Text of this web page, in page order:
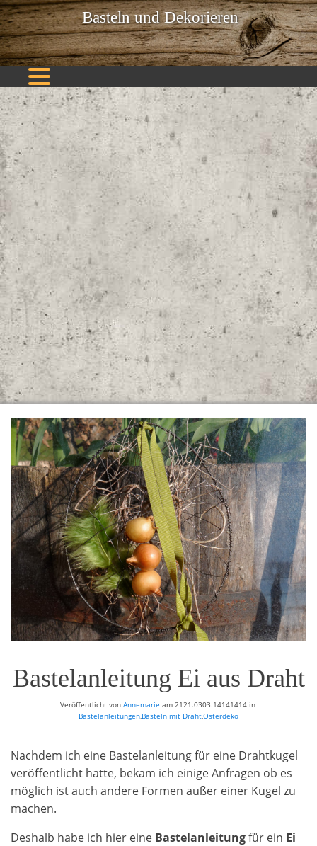
Basteln und Dekorieren
Bastelanleitung Ei aus Draht
Veröffentlicht von Annemarie am 2121.0303.14141414in
Bastelanleitungen Basteln mit DrahtOsterdeko
Nachdem ich eine Bastelanleitung für eine Drahtkugel
veröffentlicht hatte, bekam ich einige Anfragen ob es
möglich ist auch andere Formen außer einer Kugel zu
machen.
Deshalb habe ich hier eine Bastelanleitungfür ein Ei